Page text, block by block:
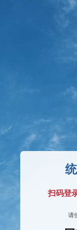
扫码登
Face
The camera
请